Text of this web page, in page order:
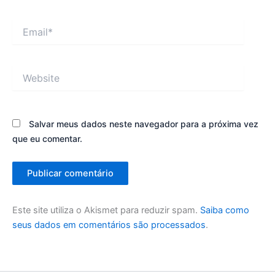
Salvar meus dados neste navegador para a próxima vez
que eu comentar.
Este site utiliza o Akismet para reduzir spam. Saiba como
seus dados em comentários são processados.